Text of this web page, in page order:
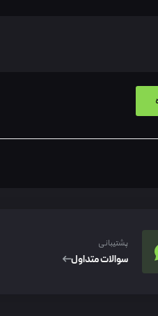
پشتیبانی
سوالات متداول